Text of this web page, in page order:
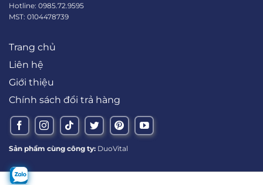
Hotline: 0985.72.9595
MST: 0104478739
Trang chủ
Liên hệ
Giới thiệu
Chính sách đổi trả hàng
Sản phẩm cùng công ty: DuoVital